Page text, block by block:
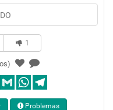
1
Problemas